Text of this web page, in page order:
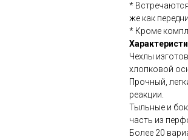
*
же как
* Кроме
Чехлы
хлопковой
Прочный,
реакции.
Тыльные и
часть из
Более 20